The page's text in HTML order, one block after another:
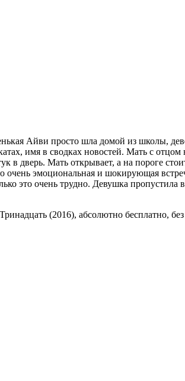
Айви просто шла домой из школы,
имя в сводках новостей. Мать с
в дверь. Мать открывает, а на пороге
эмоциональная и шокирующая
это очень трудно. Девушка пропустила
(2016), абсолютно бесплатно,